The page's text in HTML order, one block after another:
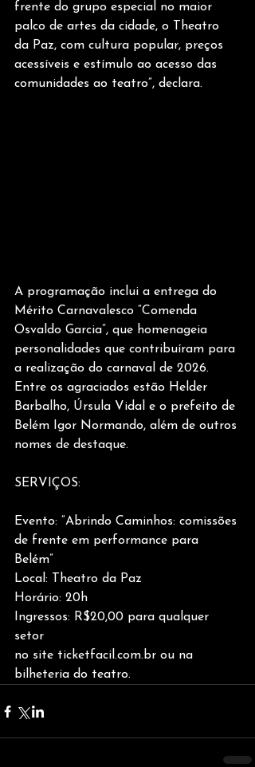
frente do grupo especial no maior
palco de artes da cidade, o Theatro
da Paz, com cultura popular, preços
acessíveis e estímulo ao acesso das
comunidades ao teatro”, declara.
A programação inclui a entrega do
Mérito Carnavalesco “Comenda
Osvaldo Garcia”, que homenageia
personalidades que contribuíram para
a realização do carnaval de 2026.
Entre os agraciados estão Helder
Barbalho, Úrsula Vidal e o prefeito de
Belém Igor Normando, além de outros
nomes de destaque.
SERVIÇOS:
Evento: “Abrindo Caminhos: comissões
de frente em performance para
Belém”
Local: Theatro da Paz
Horário: 20h
Ingressos: R$20,00 para qualquer
setor
no site ticketfacil.com.br ou na
bilheteria do teatro.